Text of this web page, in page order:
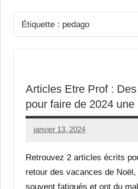
Étiquette : pedago
Articles Etre Prof :
pour faire de 2024
janvier 13, 2024
Seg0_La_Vraie
1
Retrouvez 2 articles écrits
retour des vacances de
souvent fatigués et ont du